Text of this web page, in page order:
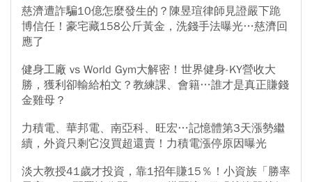
今，因為投資的起步較早，加上搭配逢低進場加碼的策略，使得長
期持股平均成本夠低，股利殖利率也因此都優異。 不過，從2022年
10月開始，超馬芭樂打造了多一道被動收入穩定現金流來源，就是
持有它、逢低加碼它？超馬芭樂分析，評比高股息ETF老將時，建議
應該根據該ETF歷年來表現最差，亦即殖利率最低的那一次來考慮，
稱之為「保底殖利率」。00919的保底殖利率為6.7%、00929則是
持股過程中萬一殖利率低於這個水準，投資人也會知道該換標的
了。
慈濟遭詐騙10億怎麼發生的？陳昱瑄律師見證嚴下跪
博信任！豪宅藏158公斤黃金，洗錢手法曝光…慈濟回
應了
健身工廠 vs World Gym大解密！世界健身-KY營收大
勝，獲利卻輸給柏文？教練課、會籍…誰才是真正賺錢
金雞母？
力積電、華邦電、南亞科、旺宏…記憶體第3天漲勢繼
續，外資只剩它沒買超還賣！力積電漲停原因曝光
淡大教授41歲才投資，靠1招年賺15％！小資族「勝率